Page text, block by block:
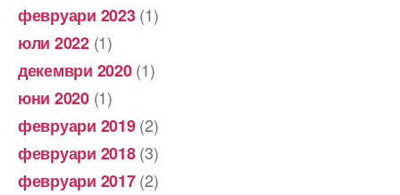
февруари 2023(1)
юли 2022(1)
декември 2020(1)
юни 2020(1)
февруари 2019(2)
февруари 2018(3)
февруари 2017(2)